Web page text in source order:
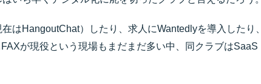
はHangoutChat）したり、求人にWantedlyを導入したり、
が現役という現場もまだまだ多い中、同クラブはSaaS